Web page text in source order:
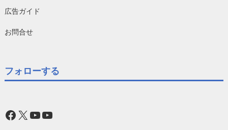
広告ガイド
お問合せ
フォローする
Facebook
X YouTube
YouTube